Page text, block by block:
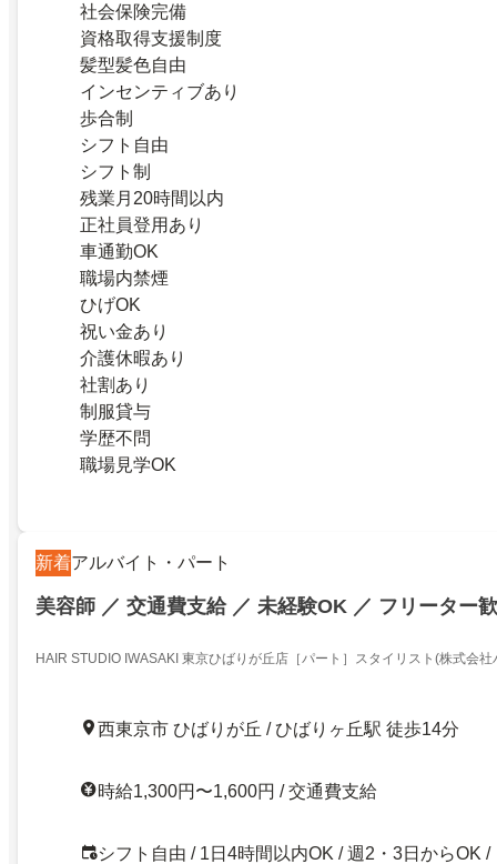
社会保険完備
資格取得支援制度
髪型髪色自由
インセンティブあり
歩合制
シフト自由
シフト制
残業月20時間以内
正社員登用あり
車通勤OK
職場内禁煙
ひげOK
祝い金あり
介護休暇あり
社割あり
制服貸与
学歴不問
職場見学OK
新着アルバイト・パート
美容師 ／ 交通費支給 ／ 未経験OK ／ フリーター
HAIR STUDIO IWASAKI 東京ひばりが丘店［パート］スタイリスト(株式会社
西東京市 ひばりが丘 / ひばりヶ丘駅 徒歩14分
時給1,300円〜1,600円 / 交通費支給
シフト自由 / 1日4時間以内OK / 週2・3日からOK /